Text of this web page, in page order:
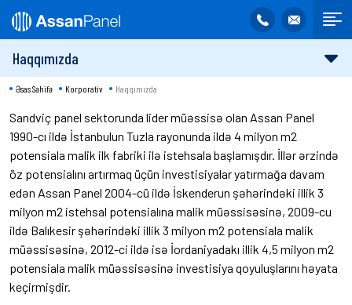
Haqqımızda
Əsas Səhifə Korporativ Haqqımızda
Sandviç panel sektorunda lider müəssisə olan Assan Panel
1990-cı ildə İstanbulun Tuzla rayonunda ildə 4 milyon m2
potensiala malik ilk fabriki ilə istehsala başlamışdır. İllər ərzində
öz potensialını artırmaq üçün investisiyalar yatırmağa davam
edən Assan Panel 2004-cü ildə İskenderun şəhərindəki illik 3
milyon m2 istehsal potensialına malik müəssisəsinə, 2009-cu
ildə Balıkesir şəhərindəki illik 3 milyon m2 potensiala malik
müəssisəsinə, 2012-ci ildə isə İordaniyadakı illik 4,5 milyon m2
potensiala malik müəssisəsinə investisiya qoyuluşlarını həyata
keçirmişdir.